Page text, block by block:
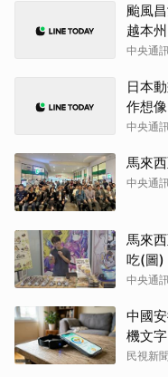
颱風
越本州
中央通
日本
作想像
中央通
馬來
中央通
馬來
吃(圖)
中央通
中國
機文字
民視新